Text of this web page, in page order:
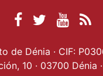
de Dénia · CIF:
10 · 03700 Dénia ·